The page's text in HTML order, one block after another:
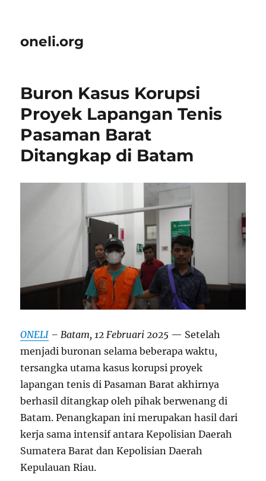
oneli.org
Buron Kasus Korupsi
Proyek Lapangan Tenis
Pasaman Barat
Ditangkap di Batam
ONELI – Batam, 12 Februari 2025 — Setelah
menjadi buronan selama beberapa waktu,
tersangka utama kasus korupsi proyek
lapangan tenis di Pasaman Barat akhirnya
berhasil ditangkap oleh pihak berwenang di
Batam. Penangkapan ini merupakan hasil dari
kerja sama intensif antara Kepolisian Daerah
Sumatera Barat dan Kepolisian Daerah
Kepulauan Riau.